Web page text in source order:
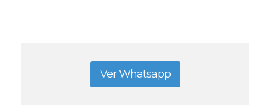
Ver Whatsapp